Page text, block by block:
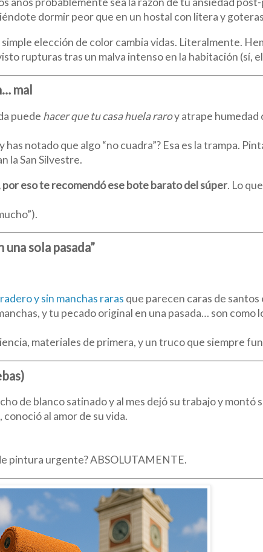
dormir peor que en un hostal con litera y
simple elección de color cambia vidas. Literalmente.
rupturas tras un malva intenso en la habitación (sí,
mal
puede hacer que tu casa huela raroy atrape humedad
notado que algo “no cuadra”? Esa es la trampa.
la San Silvestre.
eso te recomendó ese bote barato del súper. Lo
sola pasada”
y sin manchas raras que parecen caras de santos
y tu pecado original en una pasada… son como
materiales de primera, y un truco que siempre
de blanco satinado y al mes dejó su trabajo y montó
al amor de su vida.
pintura urgente? ABSOLUTAMENTE.